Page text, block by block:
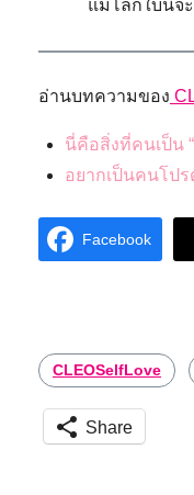
แม้โลกใบนี้จ
อ่านบทความของ
นี่คือสิ่งที่คนเป็น
อยากเป็นคนโป
Facebook
CLEOSelfLove
Share